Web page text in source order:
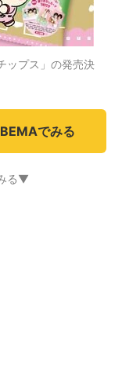
ップス」の発売決
でみる
る▼